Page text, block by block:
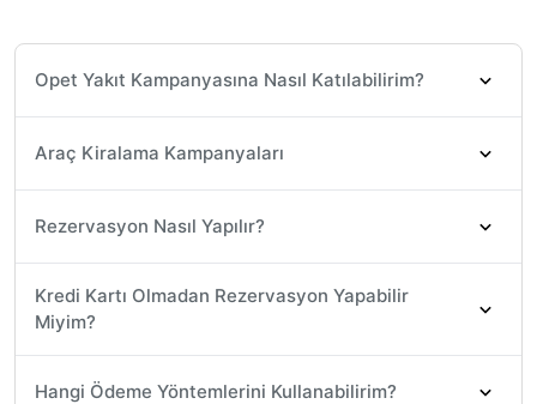
Opet Yakıt Kampanyasına Nasıl Katılabilirim?
Araç Kiralama Kampanyaları
Rezervasyon Nasıl Yapılır?
Kredi Kartı Olmadan Rezervasyon Yapabilir
Miyim?
Hangi Ödeme Yöntemlerini Kullanabilirim?